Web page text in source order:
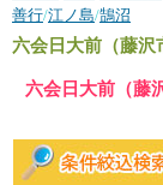
善行/江ノ島/鵠沼
六会日大前（藤沢
六会日大前（藤